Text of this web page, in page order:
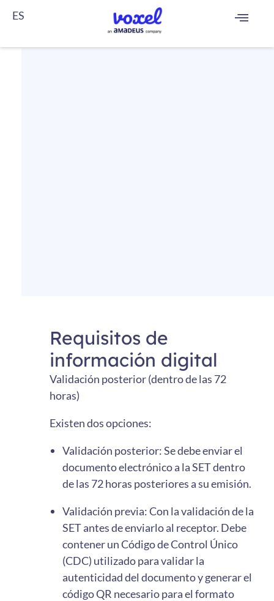
ES
FR
Requisitos de
información digital
Validación posterior (dentro de las 72
horas)
Existen dos opciones:
Validación posterior: Se debe enviar el
documento electrónico a la SET dentro
de las 72 horas posteriores a su emisión.
Validación previa: Con la validación de la
SET antes de enviarlo al receptor. Debe
contener un Código de Control Único
(CDC) utilizado para validar la
autenticidad del documento y generar el
código QR necesario para el formato